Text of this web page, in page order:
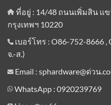
ที่อยู่ : 14/48 ถนนเพิ่มสิน แข
กรุงเทพฯ 10220
เบอร์โทร : O86-752-8666
จ.-ส.)
Email : sphardware@ด่วน
WhatsApp : 0920239769